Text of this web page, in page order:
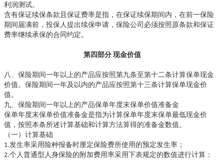
利润测试。
含有保证续保条款且保证费率是指，在保证续保期间内，在前一保险
期间届满前，投保人提出续保申请，保险公司必须按照原条款和保证
费率继续承保的合同约定。
第四部分 现金价值
八、保险期间一年以上的产品应按照第九条至第十二条计算保单现金
价值。保险期间一年及以内的产品应按照第十三条计算保单现金价
值。
九、保险期间一年以上的产品保单年度末保单价值准备金
保单年度末保单价值准备金是指为计算保单年度末保单最低现金价
值，按照本条所述计算基础和计算方法算得的准备金数值。
（一）计算基础
1.发生率采用险种报备时厘定保险费所使用的预定发生率；
2.个人普通型人身保险的附加费用率采用下表规定的数值进行计算：